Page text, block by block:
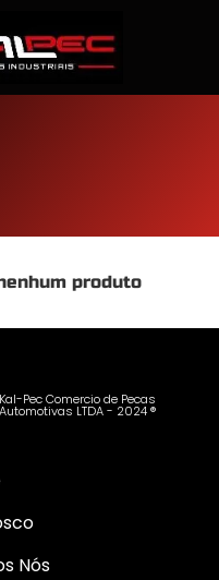
produto
Kal-Pec Comercio de Pecas
Automotivas LTDA - 2024 ®
Nós